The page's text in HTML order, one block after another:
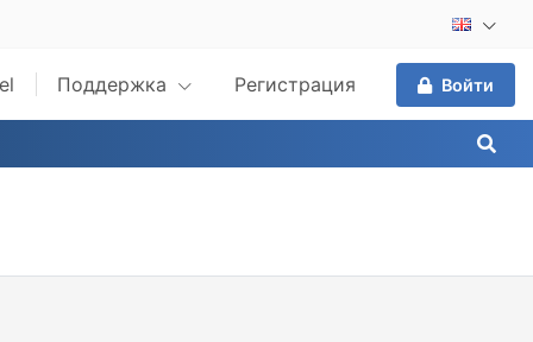
Поддержка Регистрация Войти